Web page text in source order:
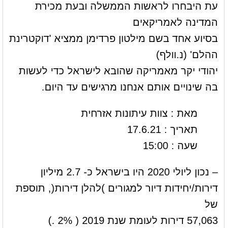
עת היבחרו לראשות הממשלה ובעת מכירת
המדינה לאמריקאים
בסיוע אחד בשם מילטון פרדימן ממציא 'דוקטרינת
ההלם' (נ.וולף)
יהודי יקר מאמריקה שהובא לישראל כדי לעשות
בה שינויים אותם אנחנו מרגישים עד היום.
מאת : צוות עיתונות אזרחית
תאריך : 17.6.21
שעה : 15:00
– נכון ליולי 2020 היו בישראל כ- 2.7 מיליון
דירות/יחידות דיור למגורים )להלן דירות(, תוספת
של
57,063 דירות לעומת שנת 2019 ( 2% .)